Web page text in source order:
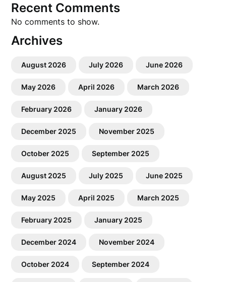
Recent Comments
No comments to show.
Archives
August 2026 July 2026 June 2026
May 2026 April 2026 March 2026
February 2026 January 2026
December 2025 November 2025
October 2025 September 2025
August 2025 July 2025 June 2025
May 2025 April 2025 March 2025
February 2025 January 2025
December 2024 November 2024
October 2024 September 2024